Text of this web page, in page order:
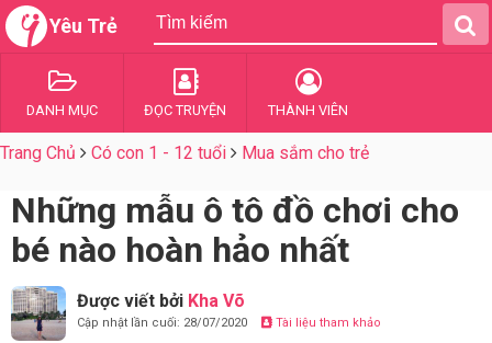
Yêu Trẻ
DANH MỤC ĐỌC TRUYỆN THÀNH VIÊN
Trang Chủ Có con 1 - 12 tuổi Mua sắm cho trẻ
Những mẫu ô tô đồ chơi cho
bé nào hoàn hảo nhất
Được viết bởi Kha Võ
Cập nhật lần cuối: 28/07/2020 Tài liệu tham khảo